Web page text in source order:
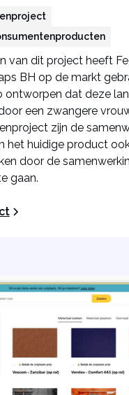
van dit project heeft
BH op de markt
ontworpen dat deze
een zwangere
zijn de
het huidige product
door de
gaan.